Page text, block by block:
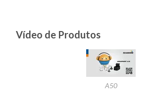
Vídeo de Produtos
A50